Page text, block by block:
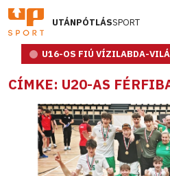
UTÁNPÓTLÁSSPORT
U16-OS FIÚ VÍZILABDA-
CÍMKE: U20-AS